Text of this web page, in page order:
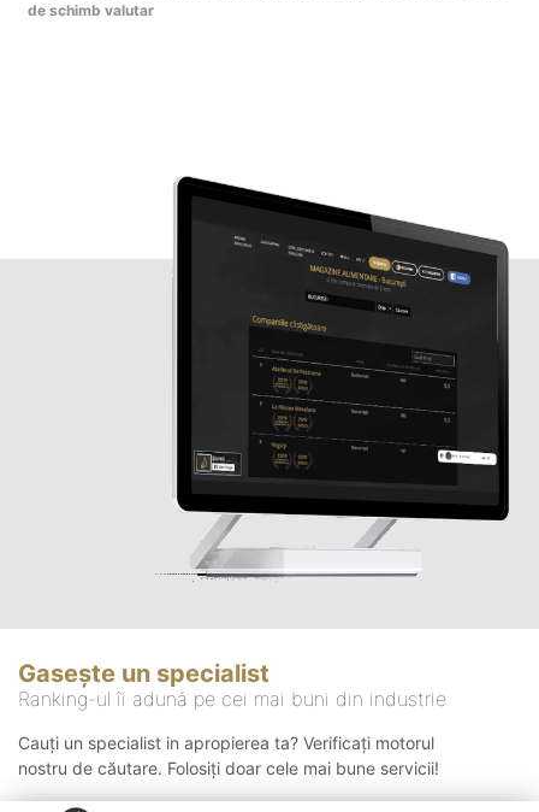
de schimb valutar
Gasește un specialist
Ranking-ul îi adună pe cei mai buni din industrie
Cauți un specialist in apropierea ta? Verificați motorul
nostru de căutare. Folosiți doar cele mai bune servicii!